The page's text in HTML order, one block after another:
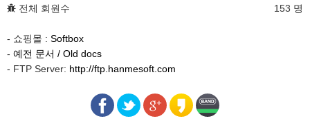
전체 회원수
153 명
- 쇼핑몰 : Softbox
- 예전 문서 / Old docs
- FTP Server: http://ftp.hanmesoft.com